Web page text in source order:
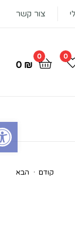
Open toolbar
צור קשר
0
0
₪
קודם . הבא